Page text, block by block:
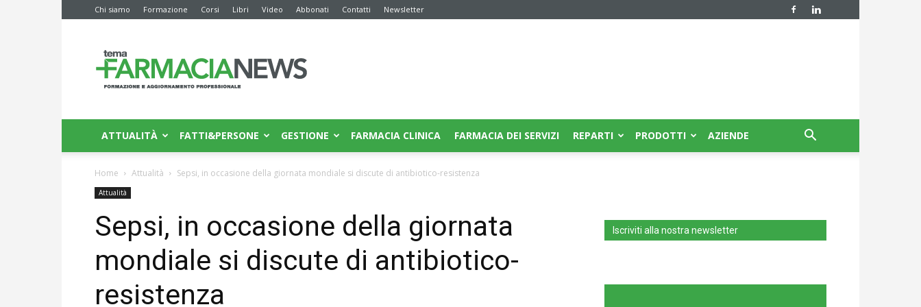
Chi siamo Formazione Corsi Libri Video Abbonati Contatti Newsletter
News
ATTUALITÀ FATTI&PERSONE GESTIONE FARMACIA CLINICA FARMACIA DEI SERVIZI REPARTI PRODOTTI AZIENDE
Home Attualità Sepsi, in occasione della giornata mondiale si discute di antibiotico-resistenza
Attualità
Sepsi, in occasione della giornata
mondiale si discute di antibiotico-
resistenza
Iscriviti alla nostra newsletter